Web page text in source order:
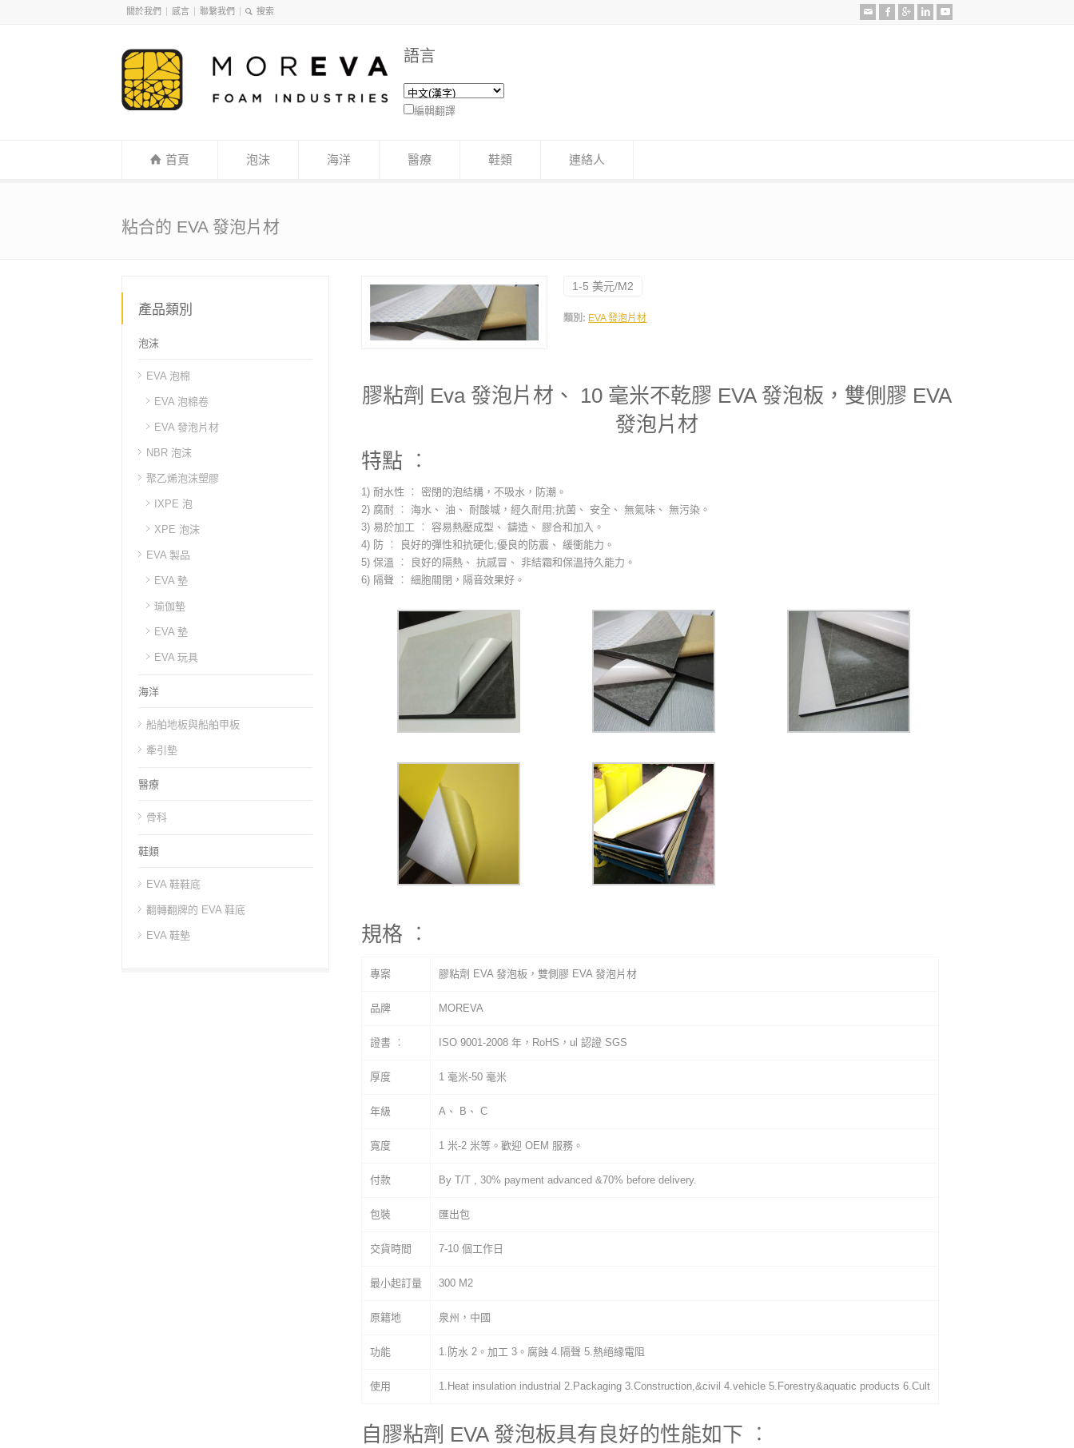
關於我們 感言 聯繫我們
語言
編輯翻譯
首頁 泡沫 海洋 醫療 鞋類 連絡人
粘合的 EVA 發泡片材
1-5 美元/M2
類別: EVA 發泡片材
膠粘劑 Eva 發泡片材、 10 毫米不乾膠 EVA 發泡板，雙側膠 EVA
發泡片材
特點 ︰
1) 耐水性 ︰ 密閉的泡結構，不吸水，防潮。
2) 腐耐 ︰ 海水、 油、 耐酸堿，經久耐用;抗菌、 安全、 無氣味、 無污染。
3) 易於加工 ︰ 容易熱壓成型、 鑄造、 膠合和加入。
4) 防 ︰ 良好的彈性和抗硬化;優良的防震、 緩衝能力。
5) 保溫 ︰ 良好的隔熱、 抗感冒、 非結霜和保溫持久能力。
6) 隔聲 ︰ 細胞關閉，隔音效果好。
規格 ︰
專案 膠粘劑 EVA 發泡板，雙側膠 EVA 發泡片材
品牌 MOREVA
證書 ︰ ISO 9001-2008 年，RoHS，ul 認證 SGS
厚度 1 毫米-50 毫米
年級 A、 B、 C
寬度 1 米-2 米等。歡迎 OEM 服務。
付款 By T/T , 30% payment advanced &70% before delivery.
包裝 匯出包
交貨時間 7-10 個工作日
最小起訂量 300 M2
原籍地 泉州，中國
功能 1.防水 2。加工 3。腐蝕 4.隔聲 5.熱絕緣電阻
使用 1.Heat insulation industrial 2.Packaging 3.Construction,&civil 4.vehicle 5.Forestry&aquatic products 6.Cult
自膠粘劑 EVA 發泡板具有良好的性能如下 ︰
產品類別
泡沫
EVA 泡棉
EVA 泡棉卷
EVA 發泡片材
NBR 泡沫
聚乙烯泡沫塑膠
IXPE 泡
XPE 泡沫
EVA 製品
EVA 墊
瑜伽墊
EVA 墊
EVA 玩具
海洋
船舶地板與船舶甲板
牽引墊
醫療
骨科
鞋類
EVA 鞋鞋底
翻轉翻牌的 EVA 鞋底
EVA 鞋墊